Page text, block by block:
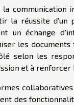
la
la réussite d’un
un échange
les
selon les
et à renforcer
des